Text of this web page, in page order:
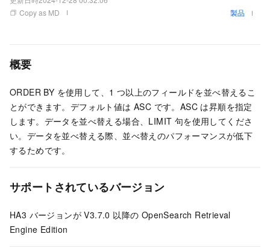
Copy as MD
製品
概要
ORDER BY を使用して、1 つ以上のフィールドを並べ替えるこ
とができます。デフォルト値は ASC です。ASC は昇順を指定
します。データを並べ替える場合、LIMIT 句を使用してくださ
い。データを並べ替える際、並べ替えのパフォーマンスが低下
するためです。
サポートされているバージョン
HA3 バージョンが V3.7.0 以降の OpenSearch Retrieval
Engine Edition